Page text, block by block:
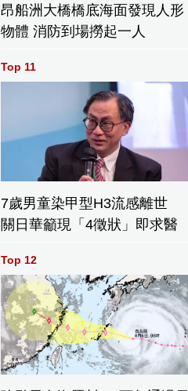
昂船洲大橋橋底海面發現人形
物體 消防到場撈起一人
Top 11
7歲男童染甲型H3流感離世
關日華籲現「4徵狀」即求醫
Top 12